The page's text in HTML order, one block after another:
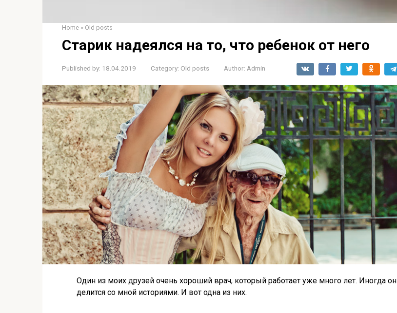
Home » Old posts
Старик надеялся на то, что ребенок от него
Published by: 18.04.2019 Category: Old posts Author: Admin
Один из моих друзей очень хороший врач, который работает уже много лет. Иногда он
делится со мной историями. И вот одна из них.